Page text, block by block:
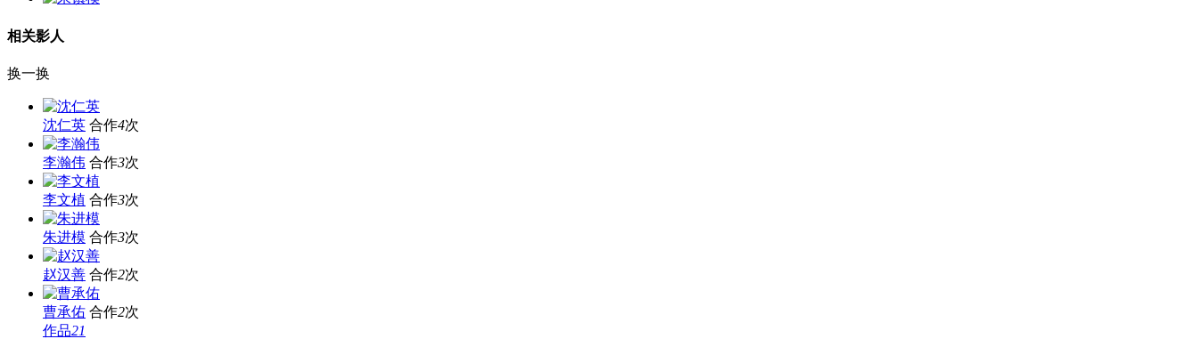
相关影人
换一换
沈仁英 合作4次
李瀚伟 合作3次
李文植 合作3次
朱进模 合作3次
赵汉善 合作2次
曹承佑 合作2次
作品21